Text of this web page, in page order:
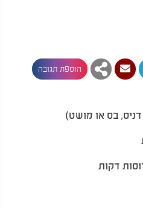
הוספת תגובה